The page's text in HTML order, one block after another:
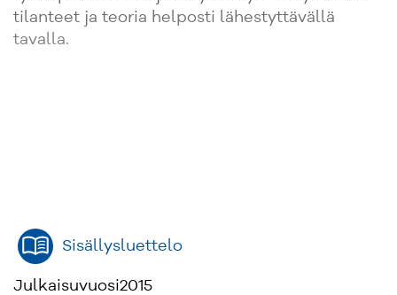
tilanteet ja teoria helposti lähestyttävällä
tavalla.
Sisällysluettelo
Julkaisuvuosi2015